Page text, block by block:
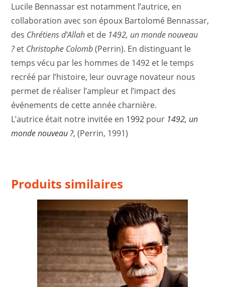
Lucile Bennassar est notamment l’autrice, en
collaboration avec son époux Bartolomé Bennassar,
des Chrétiens d’Allah et de 1492, un monde nouveau
?et Christophe Colomb(Perrin). En distinguant le
temps vécu par les hommes de 1492 et le temps
recréé par l’histoire, leur ouvrage novateur nous
permet de réaliser l’ampleur et l’impact des
événements de cette année charnière.
L’autrice était notre invitée en 1992 pour 1492, un
monde nouveau ?, (Perrin, 1991)
Produits similaires